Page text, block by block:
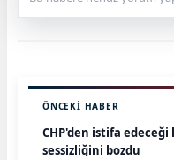
ÖNCEKI HABER
CHP'den istifa
sessizliğini bozdu